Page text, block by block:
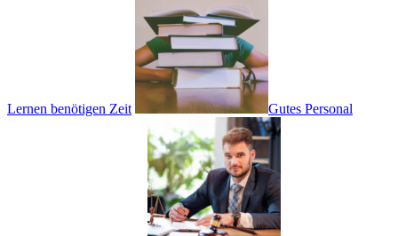
Lernen benötigen Zeit Gutes Personal